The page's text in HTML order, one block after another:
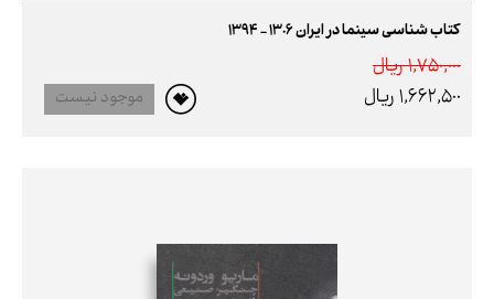
کتاب شناسی سینما در ایران 1306 - 1394
1,750,000 ريال
1,662,500 ريال
موجود نیست